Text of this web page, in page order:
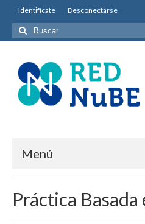
Identifícate Desconectarse
Buscar
por:
Menú
Práctica